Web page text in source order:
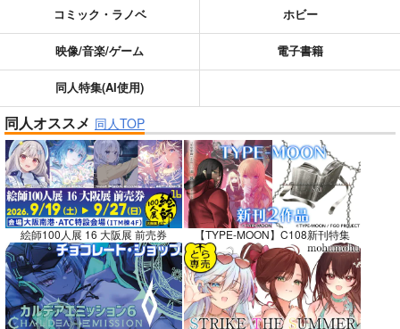
個人情報保護方針の改定について（2025.09.19 更新｜2025.08.01 掲載）
重要 ポイント付与・管理体制改定のお知らせ（2024.11.20 掲載）
全てのお知らせを見る
コミック・ラノベ ホビー
映像/音楽/ゲーム 電子書籍
同人特集(AI使用)
同人オススメ 同人TOP
絵師100人展 16 大阪展 前売券 【TYPE-MOON】C108新刊特集